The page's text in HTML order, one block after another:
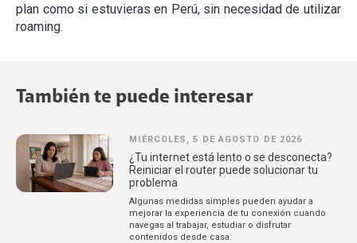
plan como si estuvieras en Perú, sin necesidad de utilizar
roaming.
También te puede interesar
MIÉRCOLES, 5 DE AGOSTO DE 2026
¿Tu internet está lento o se desconecta?
Reiniciar el router puede solucionar tu
problema
Algunas medidas simples pueden ayudar a
mejorar la experiencia de tu conexión cuando
navegas al trabajar, estudiar o disfrutar
contenidos desde casa.